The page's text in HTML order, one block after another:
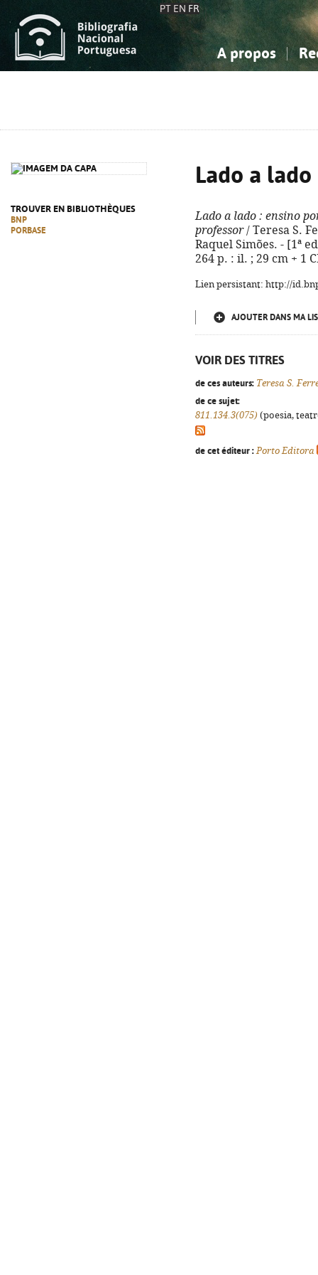
PT EN FR
A propos
TROUVER EN BIBLIOTHÈQUES
BNP
PORBASE
Lado a lado
Lado a lado : ensino
professor/ Teresa S.
Raquel Simões. - [1ª
264 p. : il. ; 29 cm + 1
Lien persistant: http://
AJOUTER DANS MA
VOIR DES TITRES
de ces auteurs: Teresa S.
de ce sujet:
811.134.3(075) (poesia,
de cet éditeur : Porto Editora